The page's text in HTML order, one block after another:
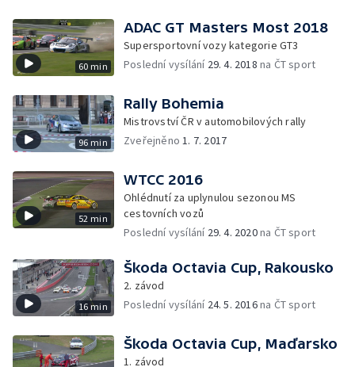
60 min
ADAC GT Masters Most 2018
Supersportovní vozy kategorie GT3
Poslední vysílání 29. 4. 2018 na ČT sport
96 min
Rally Bohemia
Mistrovství ČR v automobilových rally
Zveřejněno1. 7. 2017
52 min
WTCC 2016
Ohlédnutí za uplynulou sezonou MS
cestovních vozů
Poslední vysílání 29. 4. 2020na ČT sport
16 min
Škoda Octavia Cup, Rakousko
2. závod
Poslední vysílání 24. 5. 2016na ČT sport
Škoda Octavia Cup, Maďarsko
1. závod